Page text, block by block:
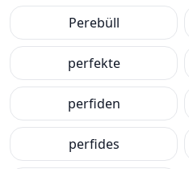
Perebüll
perfekte
perfiden
perfides